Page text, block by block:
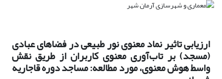
ارزیابی تاثیر نماد‌‌ معنوی نور طبیعی در فضاهای عبادی
(مسجد) بر تاب‌آوری معنوی کاربران از طریق نقش
واسط هوش معنوی، مورد مطالعه: مساجد دوره قاجاریه